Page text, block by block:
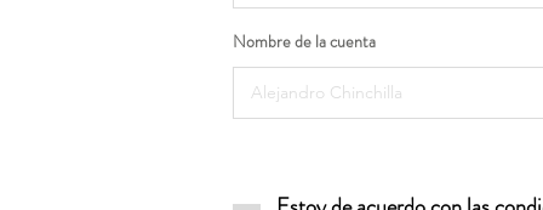
Nombre de la cuenta